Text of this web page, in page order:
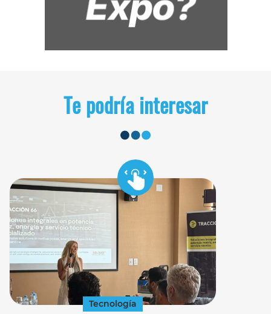
Te podría interesar
Tecnología